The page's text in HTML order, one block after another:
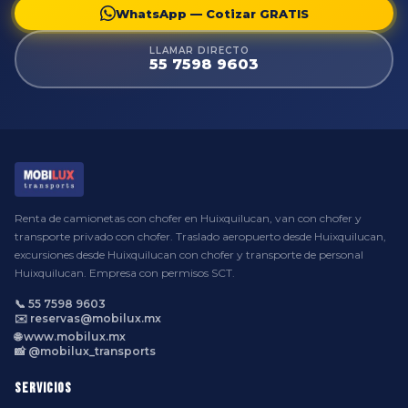
WhatsApp — Cotizar GRATIS
LLAMAR DIRECTO
55 7598 9603
Renta de camionetas con chofer en Huixquilucan, van con chofer y
transporte privado con chofer. Traslado aeropuerto desde Huixquilucan,
excursiones desde Huixquilucan con chofer y transporte de personal
Huixquilucan. Empresa con permisos SCT.
📞 55 7598 9603
✉️ reservas@mobilux.mx
🌐 www.mobilux.mx
📸 @mobilux_transports
Servicios